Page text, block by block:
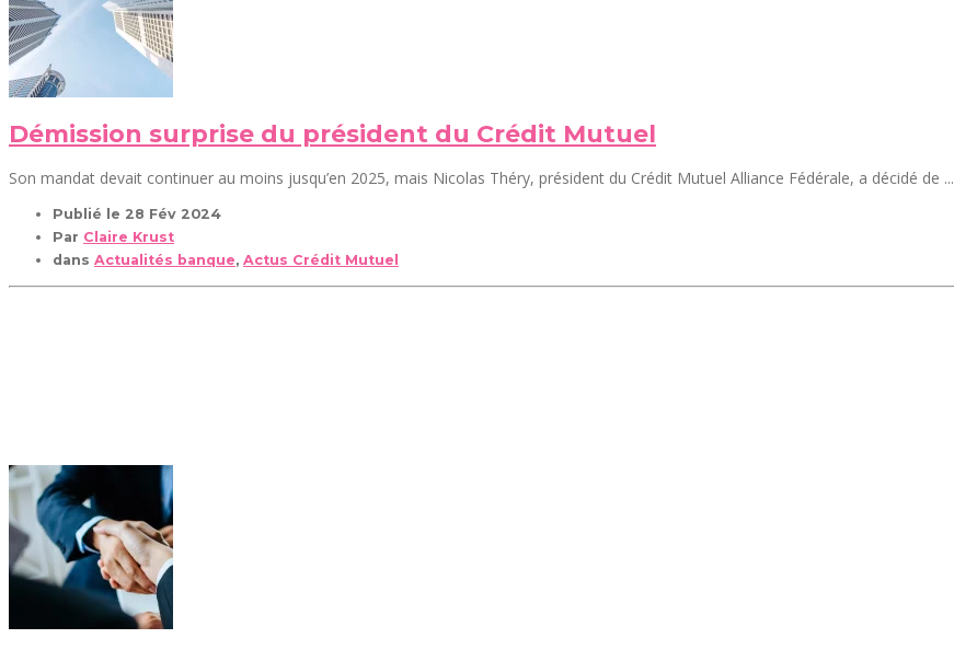
Démission surprise du président du Crédit Mutuel
Son mandat devait continuer au moins jusqu’en 2025, mais Nicolas Théry, président du Crédit Mutuel Alliance Fédérale, a décidé de ...
Publié le 28 Fév 2024
Par Claire Krust
dans Actualités banque, Actus Crédit Mutuel